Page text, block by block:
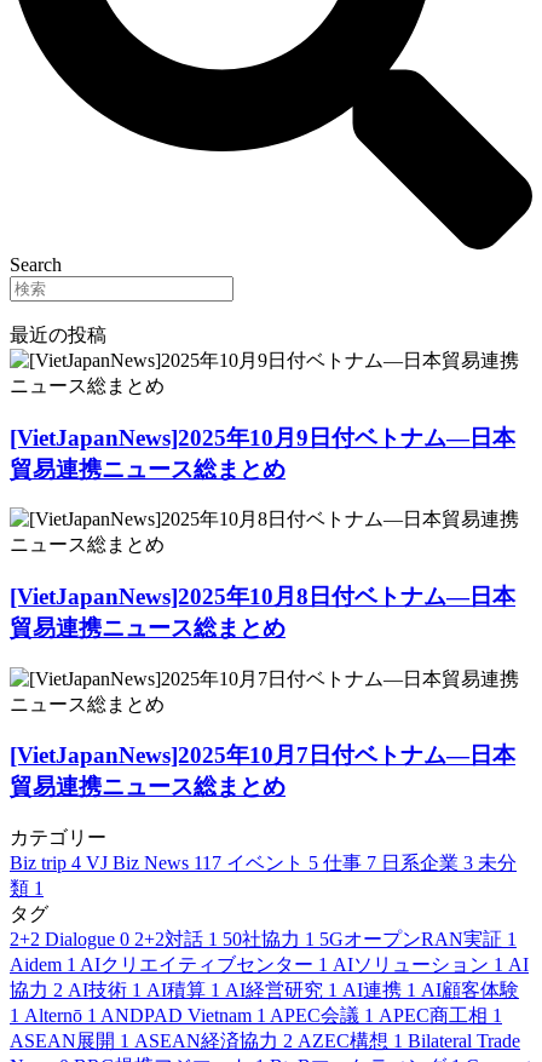
Search
最近の投稿
[VietJapanNews]2025年10月9日付ベトナム―日本
貿易連携ニュース総まとめ
[VietJapanNews]2025年10月8日付ベトナム―日本
貿易連携ニュース総まとめ
[VietJapanNews]2025年10月7日付ベトナム―日本
貿易連携ニュース総まとめ
カテゴリー
Biz trip 4 VJ Biz News 117 イベント 5 仕事 7 日系企業 3 未分
類 1
タグ
2+2 Dialogue 0 2+2対話 1 50社協力 1 5GオープンRAN実証 1
Aidem 1 AIクリエイティブセンター 1 AIソリューション 1 AI
協力 2 AI技術 1 AI積算 1 AI経営研究 1 AI連携 1 AI顧客体験
1 Alternō 1 ANDPAD Vietnam 1 APEC会議 1 APEC商工相 1
ASEAN展開 1 ASEAN経済協力 2 AZEC構想 1 Bilateral Trade